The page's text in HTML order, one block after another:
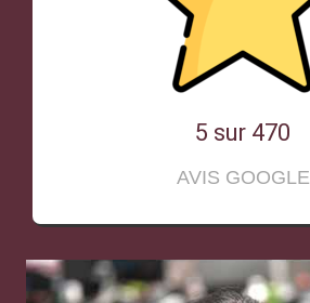
5 sur 470
AVIS GOOGLE